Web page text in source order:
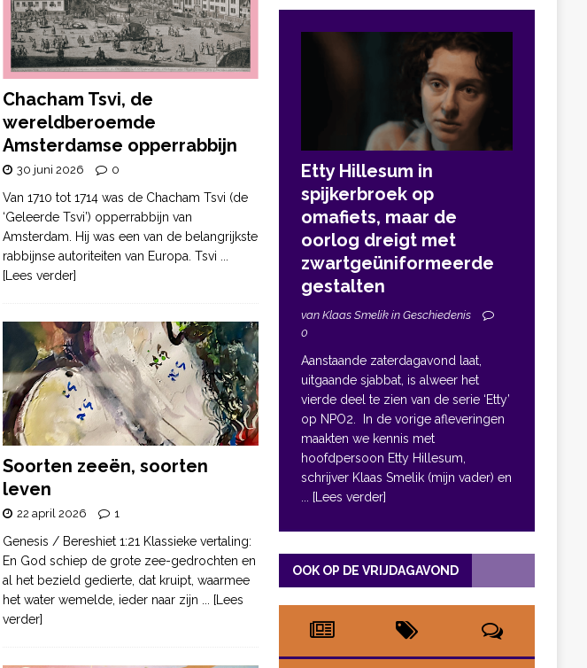
Chacham Tsvi, de
wereldberoemde
Amsterdamse opperrabbijn
30 juni 2026 0
Van 1710 tot 1714 was de Chacham Tsvi (de
‘Geleerde Tsvi’) opperrabbijn van
Amsterdam. Hij was een van de belangrijkste
rabbijnse autoriteiten van Europa. Tsvi
[Lees verder]
Soorten zeeën, soorten
leven
22 april 2026 1
Genesis / Bereshiet 1:21 Klassieke vertaling:
En God schiep de grote zee-gedrochten en
al het bezield gedierte, dat kruipt, waarmee
het water wemelde, ieder naar zijn ... [Lees
verder]
Etty Hillesum in
spijkerbroek op
omafiets, maar de
oorlog dreigt met
zwartgeüniformeerde
gestalten
van Klaas Smelik in Geschiedenis
0
Aanstaande zaterdagavond laat,
uitgaande sjabbat, is alweer het
vierde deel te zien van de serie ‘Etty’
op NPO2. In de vorige afleveringen
maakten we kennis met
hoofdpersoon Etty Hillesum,
schrijver Klaas Smelik (mijn vader) en
... [Lees verder]
OOK OP DE VRIJDAGAVOND